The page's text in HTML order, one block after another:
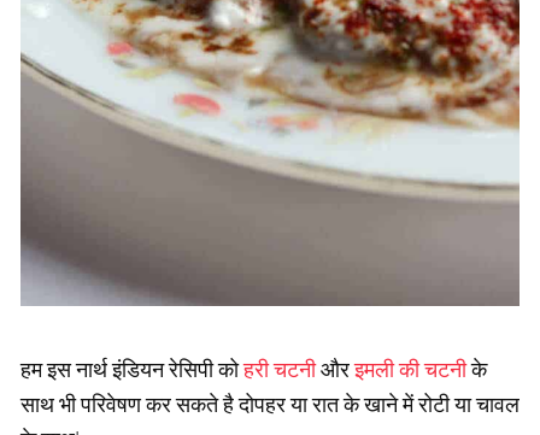
हम इस नार्थ इंडियन रेसिपी कोहरी चटनीऔरइमली की चटनीके
साथ भी परिवेषण कर सकते है दोपहर या रात के खाने में रोटी या चावल